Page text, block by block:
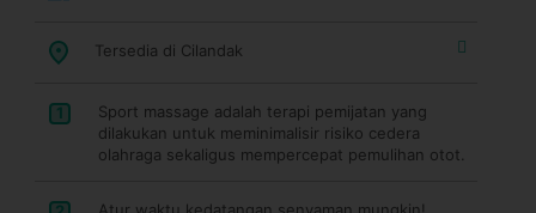
Tersedia di Cilandak
1
Sport massage adalah terapi pemijatan yang
dilakukan untuk meminimalisir risiko cedera
olahraga sekaligus mempercepat pemulihan otot.
Atur waktu kedatangan senyaman mungkin!